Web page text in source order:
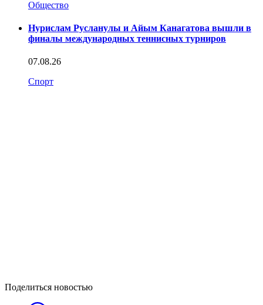
Общество
Нурислам Русланулы и Айым Канагатова вышли в
финалы международных теннисных турниров
07.08.26
Спорт
Поделиться новостью